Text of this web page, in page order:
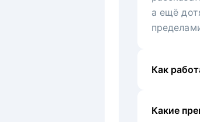
а ещё
Как
Какие